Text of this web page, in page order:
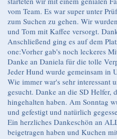
vom Team. Es war super unter
zum Suchen zu gehen. Wir
und Tom mit Kaffee versorgt.
Anschließend ging es auf dem
one:Vorher gab's noch leckeres
Danke an Daniela für die tolle
Jeder Hund wurde gemeinsam in
Wie immer war's sehr interessant
gesucht. Danke an die SD
hingehalten haben. Am Sonntag
und gefestigt und natürlich
Ein herzliches Dankeschön an
beigetragen haben und Kuchen